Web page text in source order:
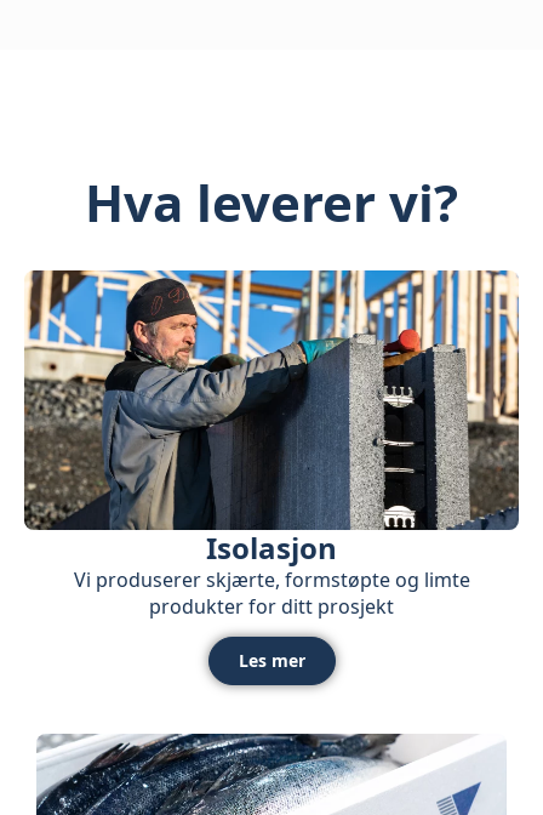
Hva leverer vi?
Isolasjon
Vi produserer skjærte, formstøpte og limte
produkter for ditt prosjekt
Les mer